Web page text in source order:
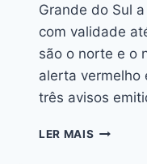
Grande do Sul
com validade
são o norte e o
alerta vermelho
três avisos
LER MAIS